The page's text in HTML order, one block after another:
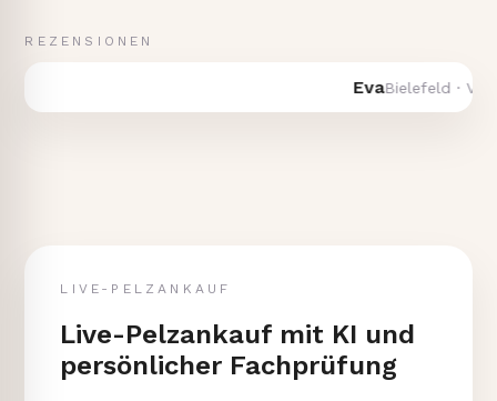
REZENSIONEN
EvaBielefeld ·
LIVE-PELZANKAUF
Live-Pelzankauf mit KI und
persönlicher Fachprüfung